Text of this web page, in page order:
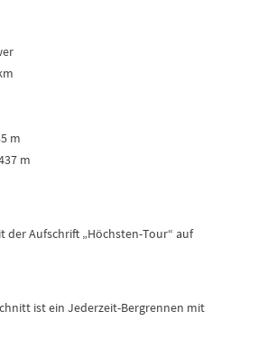
m
m
der Aufschrift „Höchsten-Tour“ auf
ist ein Jederzeit-Bergrennen mit